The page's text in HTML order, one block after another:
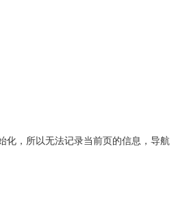
化，所以无法记录当前页的信息，导航